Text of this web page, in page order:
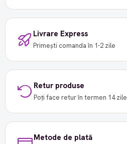
Livrare Express
Primești comanda în 1-2 zile
Retur produse
Poți face retur în termen 14 zile
Metode de plată